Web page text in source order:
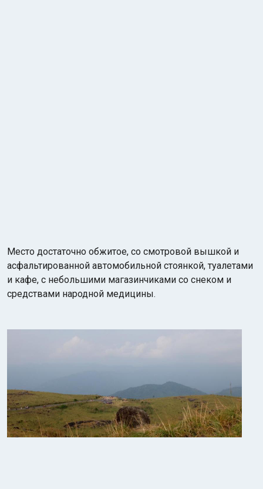
Место достаточно обжитое, со смотровой вышкой и
асфальтированной автомобильной стоянкой, туалетами
и кафе, с небольшими магазинчиками со снеком и
средствами народной медицины.